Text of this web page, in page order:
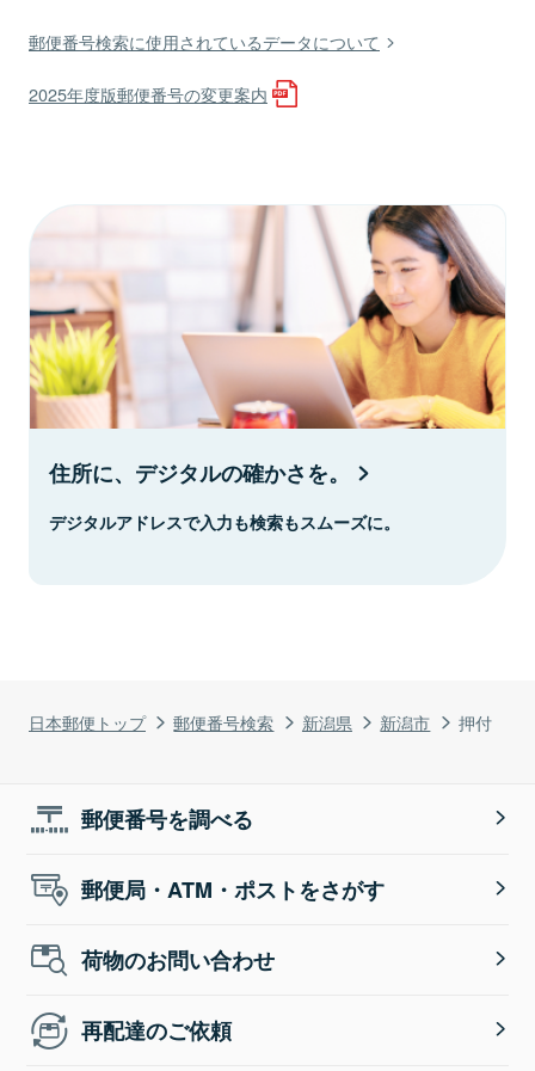
日本郵便トップ 郵便番号検索 新潟県 新潟市 押付
郵便番号検索に使用されているデータについて
2025年度版郵便番号の変更案内
住所に、デジタルの確かさを。
デジタルアドレスで入力も検索もスムーズに。
郵便番号を調べる
郵便局・ATM・ポストをさがす
荷物のお問い合わせ
再配達のご依頼